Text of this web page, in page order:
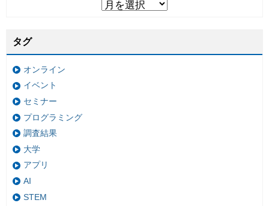
タグ
オンライン
イベント
セミナー
プログラミング
調査結果
大学
アプリ
AI
STEM